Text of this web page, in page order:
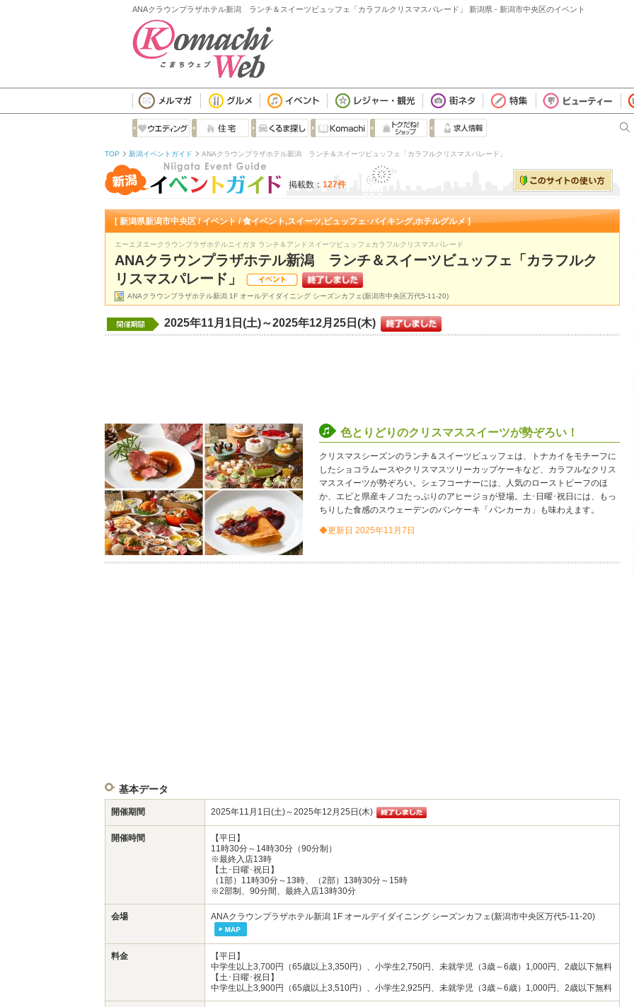
ANAクラウンプラザホテル新潟 ランチ＆スイーツビュッフェ「カラフルクリスマスパレード」 新潟県 - 新潟市中央区のイベント
TOP 新潟イベントガイド ANAクラウンプラザホテル新潟 ランチ＆スイーツビュッフェ「カラフルクリスマスパレード」
掲載数： 127件
[ 新潟県新潟市中央区 / イベント / 食イベント,スイーツ,ビュッフェ･バイキング,ホテルグルメ ]
エーエヌエークラウンプラザホテルニイガタ ランチ＆アンドスイーツビュッフェカラフルクリスマスパレード
ANAクラウンプラザホテル新潟 ランチ＆スイーツビュッフェ「カラフルク
リスマスパレード」
ANAクラウンプラザホテル新潟 1F オールデイダイニング シーズンカフェ(新潟市中央区万代5-11-20)
2025年11月1日(土)～2025年12月25日(木)
色とりどりのクリスマススイーツが勢ぞろい！
クリスマスシーズンのランチ＆スイーツビュッフェは、トナカイをモチーフに
したショコラムースやクリスマスツリーカップケーキなど、カラフルなクリス
マススイーツが勢ぞろい。シェフコーナーには、人気のローストビーフのほ
か、エビと県産キノコたっぷりのアヒージョが登場。土･日曜･祝日には、もっ
ちりした食感のスウェーデンのパンケーキ「パンカーカ」も味わえます。
◆更新日 2025年11月7日
基本データ
開催期間 2025年11月1日(土)～2025年12月25日(木)
開催時間
【平日】
11時30分～14時30分（90分制）
※最終入店13時
【土･日曜･祝日】
（1部）11時30分～13時、（2部）13時30分～15時
※2部制、90分間、最終入店13時30分
会場 ANAクラウンプラザホテル新潟 1F オールデイダイニング シーズンカフェ(新潟市中央区万代5-11-20)
料金
【平日】
中学生以上3,700円（65歳以上3,350円）、小学生2,750円、未就学児（3歳～6歳）1,000円、2歳以下無料
【土･日曜･祝日】
中学生以上3,900円（65歳以上3,510円）、小学生2,925円、未就学児（3歳～6歳）1,000円、2歳以下無料